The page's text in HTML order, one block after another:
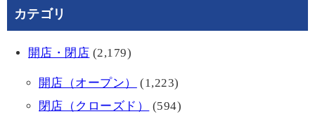
カテゴリ
開店・閉店 (2,179)
開店（オープン）
(1,223)
閉店（クローズド）
(594)